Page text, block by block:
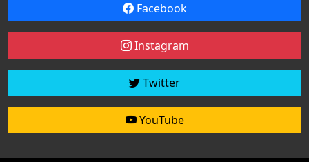
Facebook
Instagram
Twitter
YouTube